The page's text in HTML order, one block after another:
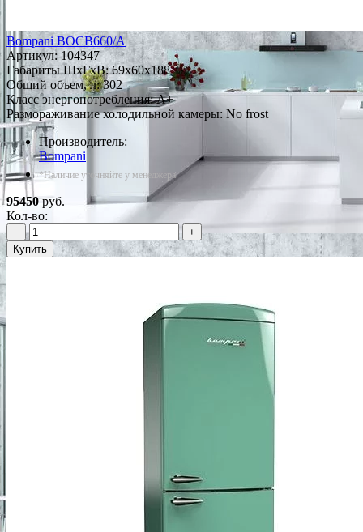
Bompani BOCB660/A
Артикул:104347
Габариты ШxГxВ: 69x60x188
Общий объем, л: 302
Класс энергопотребления: A+
Размораживание холодильной камеры: No frost
Производитель:
Bompani
*Наличие уточняйте у менеджера
95450руб.
Кол-во:
−
+
Купить